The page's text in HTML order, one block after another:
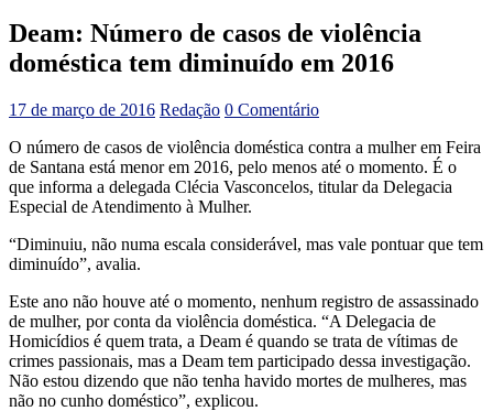
Deam: Número de casos de violência
doméstica tem diminuído em 2016
17 de março de 2016 Redação 0 Comentário
O número de casos de violência doméstica contra a mulher em Feira
de Santana está menor em 2016, pelo menos até o momento. É o
que informa a delegada Clécia Vasconcelos, titular da Delegacia
Especial de Atendimento à Mulher.
“Diminuiu, não numa escala considerável, mas vale pontuar que tem
diminuído”, avalia.
Este ano não houve até o momento, nenhum registro de assassinado
de mulher, por conta da violência doméstica. “A Delegacia de
Homicídios é quem trata, a Deam é quando se trata de vítimas de
crimes passionais, mas a Deam tem participado dessa investigação.
Não estou dizendo que não tenha havido mortes de mulheres, mas
não no cunho doméstico”, explicou.